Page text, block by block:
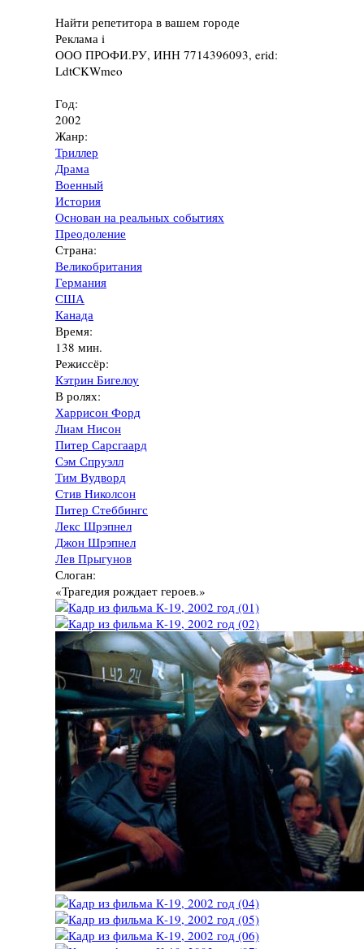
Найти репетитора в вашем городе
Реклама i
ООО ПРОФИ.РУ, ИНН 7714396093, erid:
LdtCKWmeo
Год:
2002
Жанр:
Триллер
Драма
Военный
История
Основан на реальных событиях
Преодоление
Страна:
Великобритания
Германия
США
Канада
Время:
138 мин.
Режиссёр:
Кэтрин Бигелоу
В ролях:
Харрисон Форд
Лиам Нисон
Питер Сарсгаард
Сэм Спруэлл
Тим Вудворд
Стив Николсон
Питер Стеббингс
Лекс Шрэпнел
Джон Шрэпнел
Лев Прыгунов
Слоган:
«Трагедия рождает героев.»